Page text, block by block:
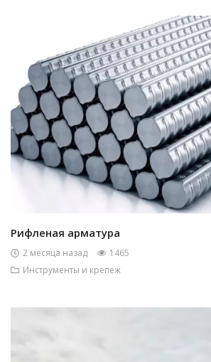
Рифленая арматура
2 месяца назад
1465
Инструменты и крепеж